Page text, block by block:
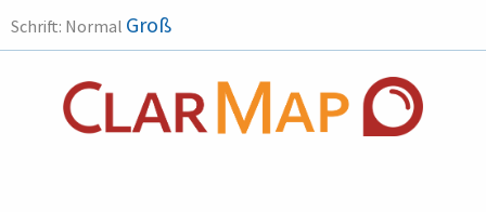
Schrift: Normal Groß